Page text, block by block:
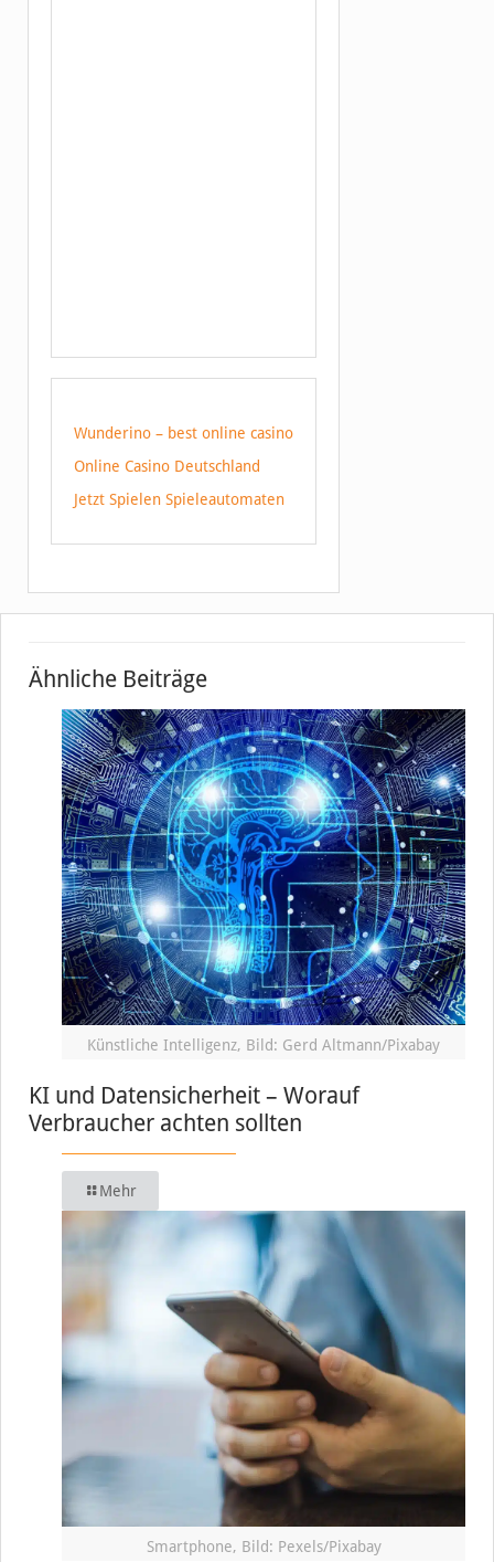
Wunderino – best online casino
Online Casino Deutschland
Jetzt Spielen Spieleautomaten
Ähnliche Beiträge
Künstliche Intelligenz, Bild: Gerd Altmann/Pixabay
KI und Datensicherheit – Worauf
Verbraucher achten sollten
Mehr
Smartphone, Bild: Pexels/Pixabay